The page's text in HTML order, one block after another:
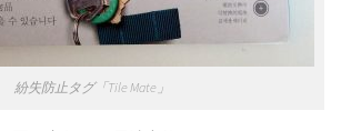
紛失防止タグ「Tile Mate」